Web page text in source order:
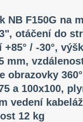
NB F150G na
otáčení do
+85° / -30°,
mm,
obrazovky
a 100x100,
vedení
12 kg